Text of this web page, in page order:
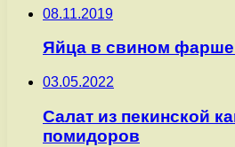
08.11.2019
Яйца в свином фарше
03.05.2022
Салат из пекинской
помидоров